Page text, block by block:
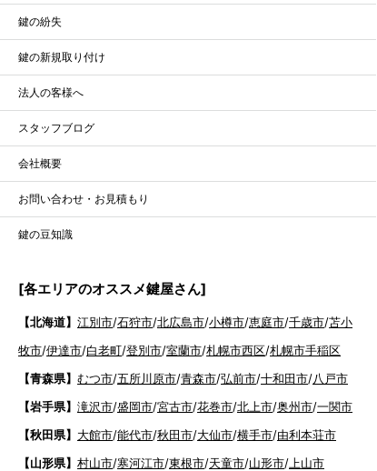
鍵の紛失
鍵の新規取り付け
法人の客様へ
スタッフブログ
会社概要
お問い合わせ・お見積もり
鍵の豆知識
[各エリアのオススメ鍵屋さん]
【北海道】 江別市/石狩市/北広島市/小樽市/恵庭市/千歳市/苫小
牧市/伊達市/白老町/登別市/室蘭市/札幌市西区/札幌市手稲区
【青森県】 むつ市/五所川原市/青森市/弘前市/十和田市/八戸市
【岩手県】 滝沢市/盛岡市/宮古市/花巻市/北上市/奥州市/一関市
【秋田県】 大館市/能代市/秋田市/大仙市/横手市/由利本荘市
【山形県】 村山市/寒河江市/東根市/天童市/山形市/ 上山市